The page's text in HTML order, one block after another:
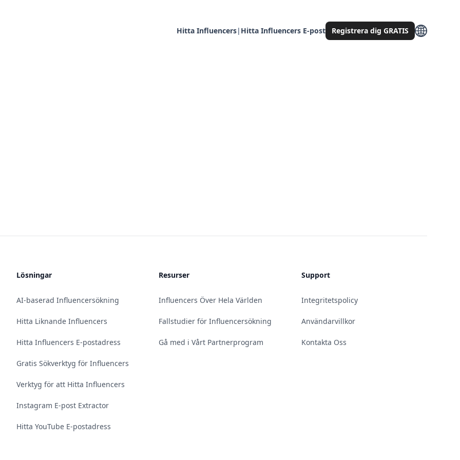
Hitta Influencers| Hitta Influencers E-post Registrera dig GRATIS
Lösningar
AI-baserad Influencersökning
Hitta Liknande Influencers
Hitta Influencers E-postadress
Gratis Sökverktyg för Influencers
Verktyg för att Hitta Influencers
Instagram E-post Extractor
Hitta YouTube E-postadress
Resurser
Influencers Över Hela Världen
Fallstudier för Influencersökning
Gå med i Vårt Partnerprogram
Support
Integritetspolicy
Användarvillkor
Kontakta Oss